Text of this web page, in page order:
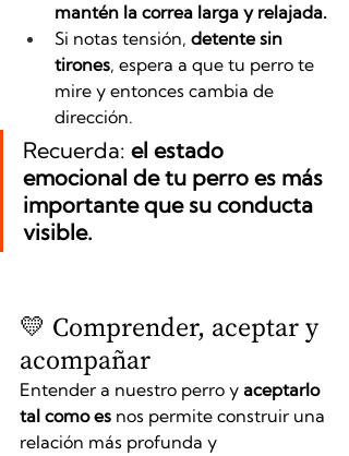
mantén la correa larga y relajada.
Si notas tensión, detente sin
tirones, espera a que tu perro te
mire y entonces cambia de
dirección.
Recuerda: el estado
emocional de tu perro es más
importante que su conducta
visible.
💛 Comprender, aceptar y
acompañar
Entender a nuestro perro y aceptarlo
tal como es nos permite construir una
relación más profunda y